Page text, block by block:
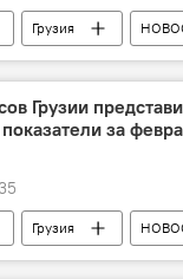
Грузия
Грузии
за
Грузия